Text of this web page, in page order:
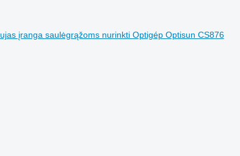
įranga saulėgrąžoms nurinkti Optigép Optisun CS876